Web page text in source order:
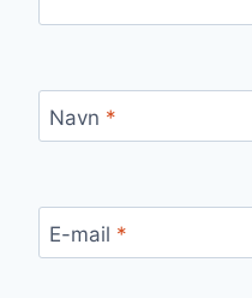
Navn *
E-mail *